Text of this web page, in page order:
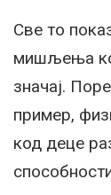
Све то
мишљења
значај.
пример,
код деце